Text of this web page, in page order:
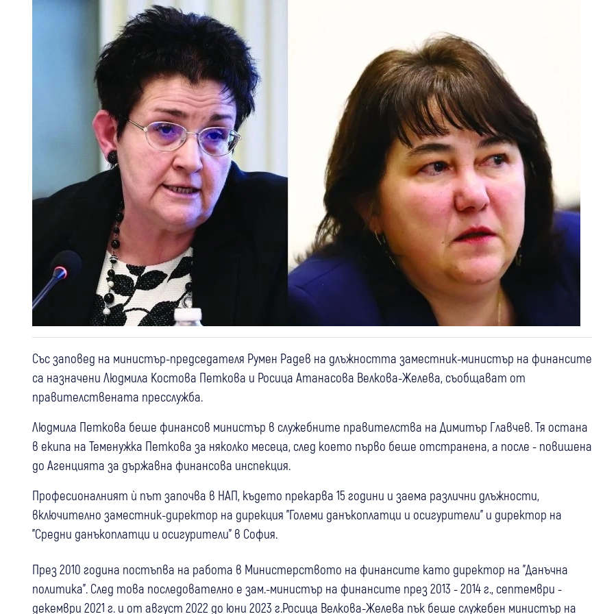
Със заповед на министър-председателя Румен Радев на длъжността заместник-министър на финансите
са назначени Людмила Костова Петкова и Росица Атанасова Велкова-Желева, съобщават от
правителствената пресслужба.
Людмила Петкова беше финансов министър в служебните правителства на Димитър Главчев. Тя остана
в екипа на Теменужка Петкова за няколко месеца, след което първо беше отстранена, а после - повишена
до Агенцията за държавна финансова инспекция.
Професионалният ѝ път започва в НАП, където прекарва 15 години и заема различни длъжности,
включително заместник-директор на дирекция "Големи данъкоплатци и осигурители" и директор на
"Средни данъкоплатци и осигурители" в София.
През 2010 година постъпва на работа в Министерството на финансите като директор на "Данъчна
политика". След това последователно е зам.-министър на финансите през 2013 - 2014 г., септември -
декември 2021 г. и от август 2022 до юни 2023 г.Росица Велкова-Желева пък беше служебен министър на